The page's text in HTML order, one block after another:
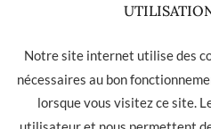
Notre site internet utilise des
nécessaires au bon
lorsque vous visitez ce site.